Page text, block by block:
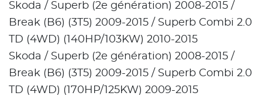
Skoda / Superb (2e génération) 2008-2015 /
Break (B6) (3T5) 2009-2015 / Superb Combi 2.0
TD (4WD) (140HP/103KW) 2010-2015
Skoda / Superb (2e génération) 2008-2015 /
Break (B6) (3T5) 2009-2015 / Superb Combi 2.0
TD (4WD) (170HP/125KW) 2009-2015